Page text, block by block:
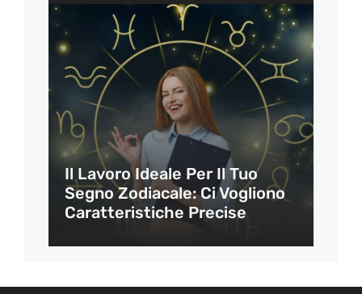
Il Lavoro Ideale Per Il Tuo
Segno Zodiacale: Ci Vogliono
Caratteristiche Precise